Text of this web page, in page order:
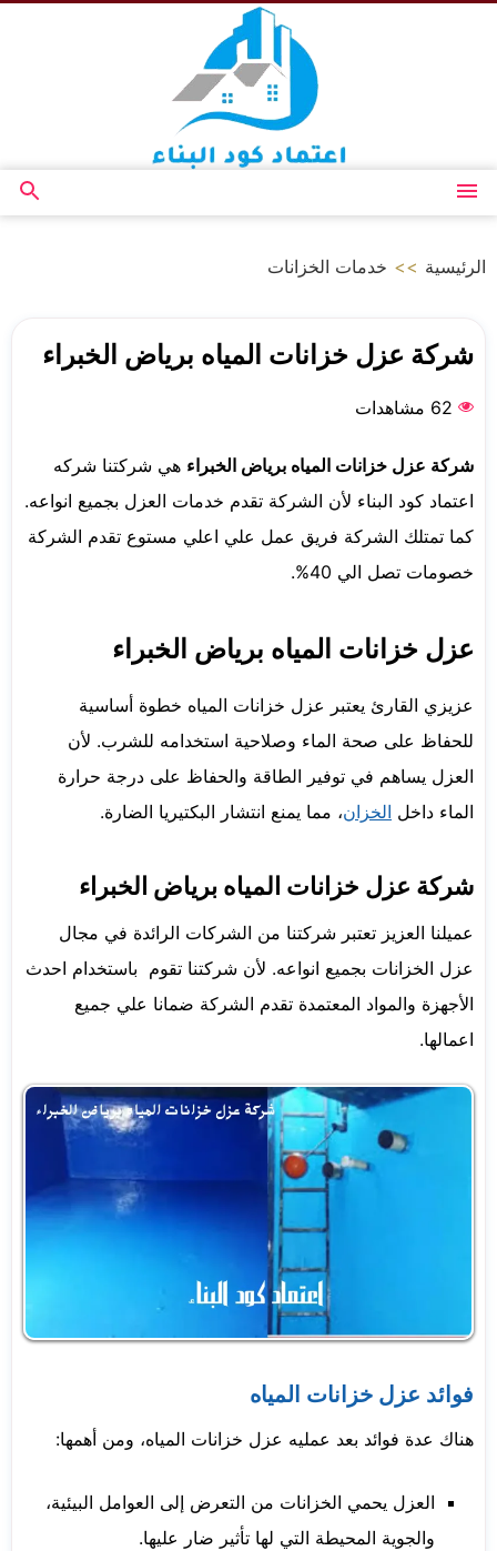
القائمة
بحث
الرئيسية >> خدمات الخزانات
شركة عزل خزانات المياه برياض الخبراء
62 مشاهدات
شركة عزل خزانات المياه برياض الخبراء هي شركتنا شركه
اعتماد كود البناء لأن الشركة تقدم خدمات العزل بجميع انواعه.
كما تمتلك الشركة فريق عمل علي اعلي مستوع تقدم الشركة
خصومات تصل الي 40%.
عزل خزانات المياه برياض الخبراء
عزيزي القارئ يعتبر عزل خزانات المياه خطوة أساسية
للحفاظ على صحة الماء وصلاحية استخدامه للشرب. لأن
العزل يساهم في توفير الطاقة والحفاظ على درجة حرارة
الماء داخل الخزان، مما يمنع انتشار البكتيريا الضارة.
شركة عزل خزانات المياه برياض الخبراء
عميلنا العزيز تعتبر شركتنا من الشركات الرائدة في مجال
عزل الخزانات بجميع انواعه. لأن شركتنا تقوم باستخدام احدث
الأجهزة والمواد المعتمدة تقدم الشركة ضمانا علي جميع
اعمالها.
فوائد عزل خزانات المياه
هناك عدة فوائد بعد عمليه عزل خزانات المياه، ومن أهمها:
العزل يحمي الخزانات من التعرض إلى العوامل البيئية،
والجوية المحيطة التي لها تأثير ضار عليها.